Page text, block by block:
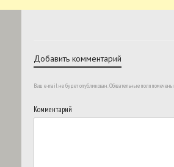
Добавить комментарий
Ваш e-mail не будет опубликован. Обязательные поля помечены
Комментарий